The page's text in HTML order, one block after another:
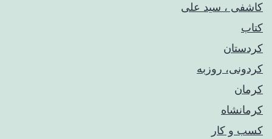
کاشفی ، سید علی
کتاب
کردستان
کردونی، روزبه
کرمان
کرمانشاه
کسب و کار